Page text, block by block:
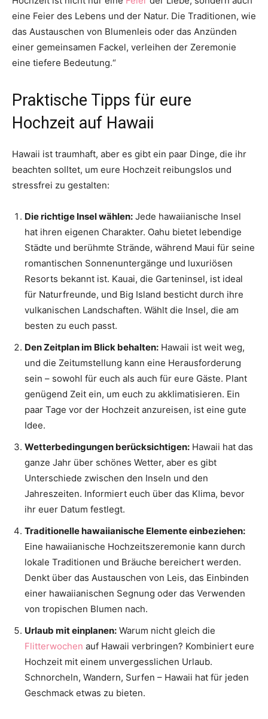
eine Feier des Lebens und der Natur. Die Traditionen, wie
das Austauschen von Blumenleis oder das Anzünden
einer gemeinsamen Fackel, verleihen der Zeremonie
eine tiefere Bedeutung.“
Praktische Tipps für eure
Hochzeit auf Hawaii
Hawaii ist traumhaft, aber es gibt ein paar Dinge, die ihr
beachten solltet, um eure Hochzeit reibungslos und
stressfrei zu gestalten:
Die richtige Insel wählen: Jede hawaiianische Insel
hat ihren eigenen Charakter. Oahu bietet lebendige
Städte und berühmte Strände, während Maui für seine
romantischen Sonnenuntergänge und luxuriösen
Resorts bekannt ist. Kauai, die Garteninsel, ist ideal
für Naturfreunde, und Big Island besticht durch ihre
vulkanischen Landschaften. Wählt die Insel, die am
besten zu euch passt.
Den Zeitplan im Blick behalten: Hawaii ist weit weg,
und die Zeitumstellung kann eine Herausforderung
sein – sowohl für euch als auch für eure Gäste. Plant
genügend Zeit ein, um euch zu akklimatisieren. Ein
paar Tage vor der Hochzeit anzureisen, ist eine gute
Idee.
Wetterbedingungen berücksichtigen: Hawaii hat das
ganze Jahr über schönes Wetter, aber es gibt
Unterschiede zwischen den Inseln und den
Jahreszeiten. Informiert euch über das Klima, bevor
ihr euer Datum festlegt.
Traditionelle hawaiianische Elemente einbeziehen:
Eine hawaiianische Hochzeitszeremonie kann durch
lokale Traditionen und Bräuche bereichert werden.
Denkt über das Austauschen von Leis, das Einbinden
einer hawaiianischen Segnung oder das Verwenden
von tropischen Blumen nach.
Urlaub mit einplanen: Warum nicht gleich die
Flitterwochen auf Hawaii verbringen? Kombiniert eure
Hochzeit mit einem unvergesslichen Urlaub.
Schnorcheln, Wandern, Surfen – Hawaii hat für jeden
Geschmack etwas zu bieten.